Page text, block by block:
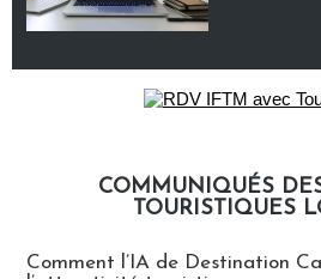
COMMUNIQUÉS
TOURISTIQUES
Comment l’IA de Destination